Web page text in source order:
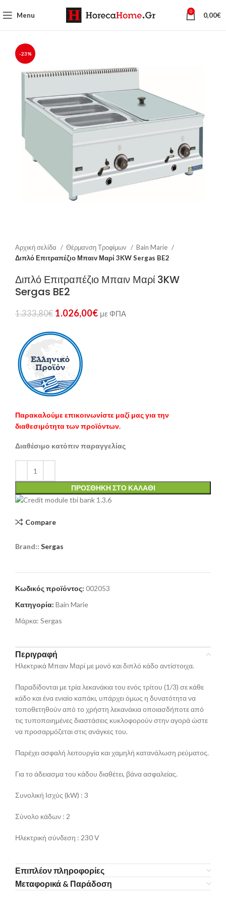
Menu 0 0,00€
-23%
Αρχική σελίδα Θέρμανση Τροφίμων
Bain Marie
Διπλό Επιτραπέζιο Μπαιν Μαρί 3KW Sergas BE2
Διπλό Επιτραπέζιο Μπαιν Μαρί 3KW
Sergas BE2
1.333,80€ 1.026,00€ με ΦΠΑ
Παρακαλούμε επικοινωνίστε μαζί μας για την
διαθεσιμότητα των προϊόντων.
Διαθέσιμο κατόπιν παραγγελίας
ΠΡΟΣΘΉΚΗ ΣΤΟ ΚΑΛΆΘΙ
Compare
Brand:: Sergas
Κωδικός προϊόντος: 002053
Κατηγορία: Bain Marie
Μάρκα: Sergas
Περιγραφή
Ηλεκτρικά Μπαιν Μαρί με μονό και διπλό κάδο αντίστοιχα.
Παραδίδονται με τρία λεκανάκια του ενός τρίτου (1/3) σε κάθε
κάδο και ένα ενιαίο καπάκι, υπάρχει όμως η δυνατότητα να
τοποθετηθούν από το χρήστη λεκανάκια οποιασδήποτε από
τις τυποποιημένες διαστάσεις κυκλοφορούν στην αγορά ώστε
να προσαρμόζεται στις ανάγκες του.
Παρέχει ασφαλή λειτουργία και χαμηλή κατανάλωση ρεύματος.
Για το άδειασμα του κάδου διαθέτει, βάνα ασφαλείας.
Συνολική Ισχύς (kW) : 3
Σύνολο κάδων : 2
Ηλεκτρική σύνδεση : 230 V
Επιπλέον πληροφορίες
Μεταφορικά & Παράδοση